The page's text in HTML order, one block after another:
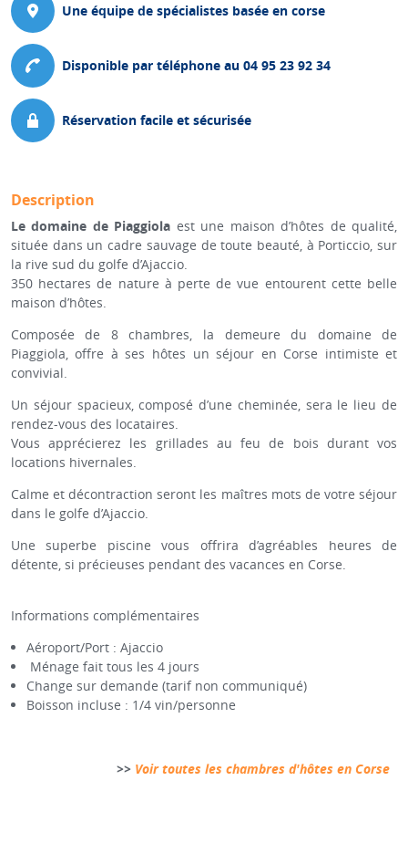
Une équipe de spécialistes basée en corse
Disponible par téléphone au 04 95 23 92 34
Réservation facile et sécurisée
Description
Le domaine de Piaggiola est une maison d’hôtes de qualité,
située dans un cadre sauvage de toute beauté, à Porticcio, sur
la rive sud du golfe d’Ajaccio.
350 hectares de nature à perte de vue entourent cette belle
maison d’hôtes.
Composée de 8 chambres, la demeure du domaine de
Piaggiola, offre à ses hôtes un séjour en Corse intimiste et
convivial.
Un séjour spacieux, composé d’une cheminée, sera le lieu de
rendez-vous des locataires.
Vous apprécierez les grillades au feu de bois durant vos
locations hivernales.
Calme et décontraction seront les maîtres mots de votre séjour
dans le golfe d’Ajaccio.
Une superbe piscine vous offrira d’agréables heures de
détente, si précieuses pendant des vacances en Corse.
Informations complémentaires
Aéroport/Port : Ajaccio
Ménage fait tous les 4 jours
Change sur demande (tarif non communiqué)
Boisson incluse : 1/4 vin/personne
>> Voir toutes les chambres d'hôtes en Corse